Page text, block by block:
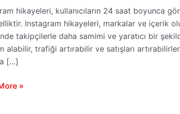
hikayeleri, kullanıcıların 24 saat boyunca
Instagram hikayeleri, markalar ve içerik
takipçilerle daha samimi ve yaratıcı bir
alabilir, trafiği artırabilir ve satışları
[…]
»